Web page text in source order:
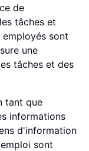
de
tâches et
sont
une
tâches et des
tant que
informations
d'information
sont